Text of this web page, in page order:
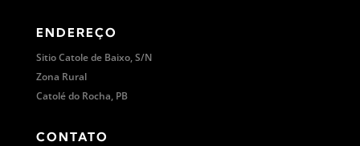
ENDEREÇO
Sitio Catole de Baixo, S/N
Zona Rural
Catolé do Rocha, PB
CONTATO